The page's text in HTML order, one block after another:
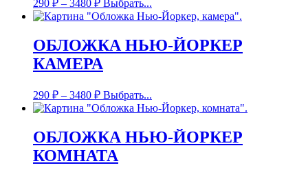
290 ₽ – 3480 ₽ Выбрать...
ОБЛОЖКА НЬЮ-ЙОРКЕР
КАМЕРА
290 ₽ – 3480 ₽ Выбрать...
ОБЛОЖКА НЬЮ-ЙОРКЕР
КОМНАТА